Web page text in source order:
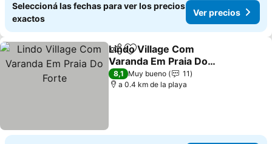
Seleccioná las fechas para ver los precios
exactos
Ver precios
CompartirAñadir a favoritos
Lindo Village Com
Varanda Em Praia Do
Forte
Ver precios
8,1 Muy bueno
11
a 0.4 km de la playa